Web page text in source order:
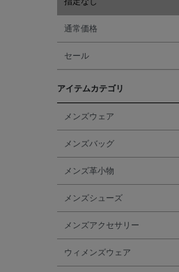
通常価格
セール
アイテムカテゴリ
メンズウェア
メンズバッグ
メンズ革小物
メンズシューズ
メンズアクセサリー
ウィメンズウェア